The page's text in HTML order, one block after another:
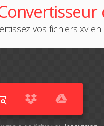
vos fichiers xv